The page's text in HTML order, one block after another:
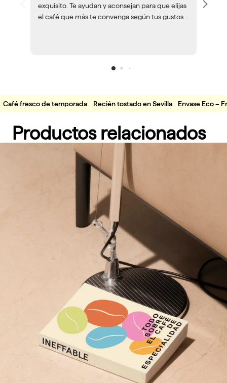
exquisito. Te ayudan y aconsejan para que elijas
el café que más te convenga según tus gustos y
Café fresco de temporada Recién tostado en Sevilla Envase Eco –
Productos relacionados